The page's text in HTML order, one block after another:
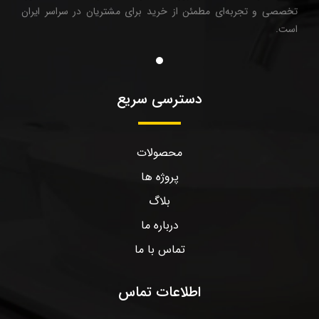
تخصصی و تجربه‌ای مطمئن از خرید برای مشتریان در سراسر ایران
است.
دسترسی سریع
محصولات
پروژه ها
بلاگ
درباره ما
تماس با ما
اطلاعات تماس